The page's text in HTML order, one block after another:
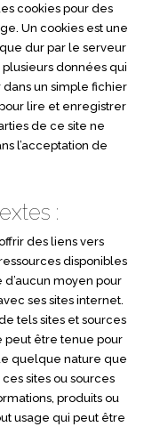
cookies pour des
Un cookies est une
dur par le serveur
données qui
un simple fichier
lire et enregistrer
de ce site ne
l’acceptation de
:
des liens vers
disponibles
moyen pour
ses sites internet.
tels sites et sources
peut être tenue pour
quelque nature que
sites ou sources
produits ou
usage qui peut être